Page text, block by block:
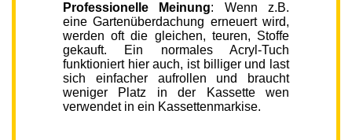
Professionelle Meinung: Wenn z.B.
eine Gartenüberdachung erneuert wird,
werden oft die gleichen, teuren, Stoffe
gekauft. Ein normales Acryl-Tuch
funktioniert hier auch, ist billiger und last
sich einfacher aufrollen und braucht
weniger Platz in der Kassette wen
verwendet in ein Kassettenmarkise.